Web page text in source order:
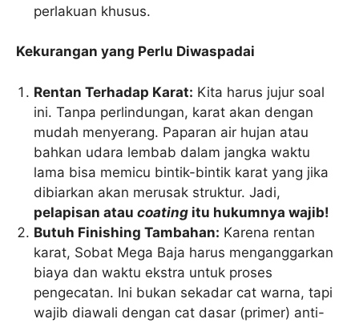
perlakuan khusus.
Kekurangan yang Perlu Diwaspadai
Rentan Terhadap Karat: Kita harus jujur soal
ini. Tanpa perlindungan, karat akan dengan
mudah menyerang. Paparan air hujan atau
bahkan udara lembab dalam jangka waktu
lama bisa memicu bintik-bintik karat yang jika
dibiarkan akan merusak struktur. Jadi,
pelapisan ataucoating itu hukumnya wajib!
Butuh Finishing Tambahan: Karena rentan
karat, Sobat Mega Baja harus menganggarkan
biaya dan waktu ekstra untuk proses
pengecatan. Ini bukan sekadar cat warna, tapi
wajib diawali dengan cat dasar (primer) anti-